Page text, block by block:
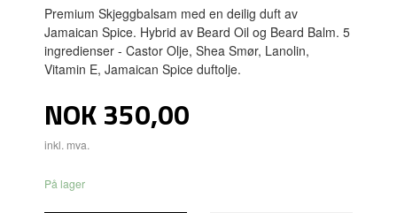
Premium Skjeggbalsam med en deilig duft av
Jamaican Spice. Hybrid av Beard Oil og Beard Balm. 5
ingredienser - Castor Olje, Shea Smør, Lanolin,
Vitamin E, Jamaican Spice duftolje.
Pris
NOK350,00
inkl. mva.
På lager